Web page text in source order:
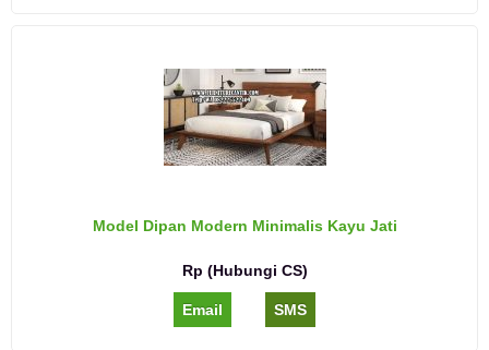
Model Dipan Modern Minimalis Kayu Jati
Rp (Hubungi CS)
Email SMS